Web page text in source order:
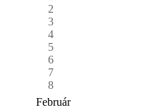
2
3
4
5
6
7
8
Február